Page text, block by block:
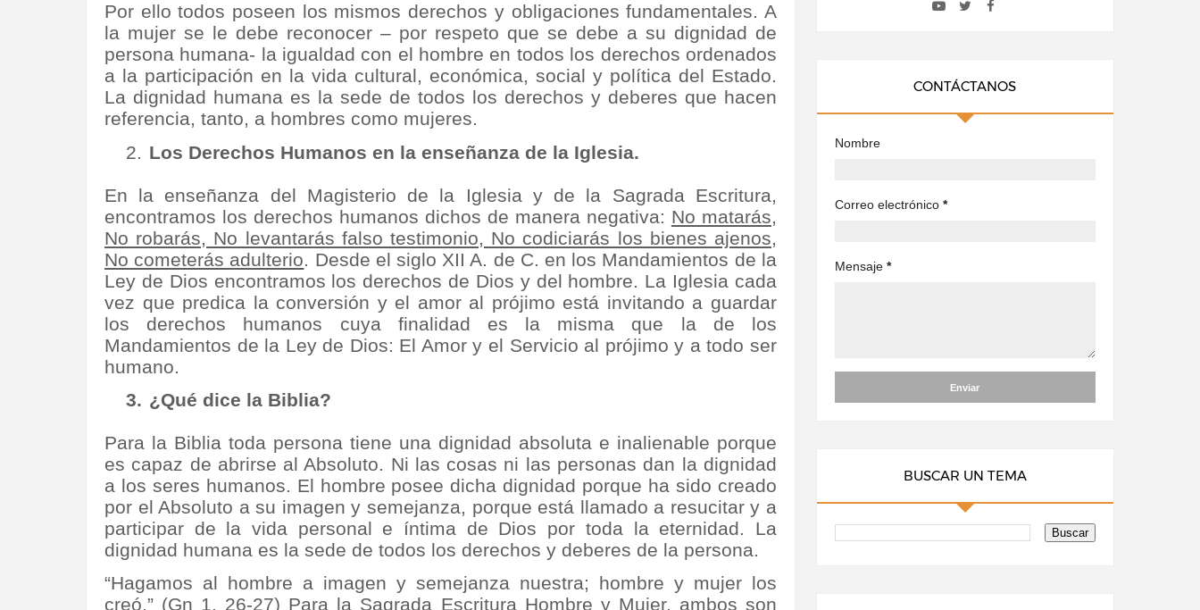
Por ello todos poseen los mismos derechos y obligaciones fundamentales. A
la mujer se le debe reconocer – por respeto que se debe a su dignidad de
persona humana- la igualdad con el hombre en todos los derechos ordenados
a la participación en la vida cultural, económica, social y política del Estado.
La dignidad humana es la sede de todos los derechos y deberes que hacen
referencia, tanto, a hombres como mujeres.
2. Los Derechos Humanos en la enseñanza de la Iglesia.
En la enseñanza del Magisterio de la Iglesia y de la Sagrada Escritura,
encontramos los derechos humanos dichos de manera negativa: No matarás,
No robarás, No levantarás falso testimonio, No codiciarás los bienes ajenos,
No cometerás adulterio. Desde el siglo XII A. de C. en los Mandamientos de la
Ley de Dios encontramos los derechos de Dios y del hombre. La Iglesia cada
vez que predica la conversión y el amor al prójimo está invitando a guardar
los derechos humanos cuya finalidad es la misma que la de los
Mandamientos de la Ley de Dios: El Amor y el Servicio al prójimo y a todo ser
humano.
3. ¿Qué dice la Biblia?
Para la Biblia toda persona tiene una dignidad absoluta e inalienable porque
es capaz de abrirse al Absoluto. Ni las cosas ni las personas dan la dignidad
a los seres humanos. El hombre posee dicha dignidad porque ha sido creado
por el Absoluto a su imagen y semejanza, porque está llamado a resucitar y a
participar de la vida personal e íntima de Dios por toda la eternidad. La
dignidad humana es la sede de todos los derechos y deberes de la persona.
“Hagamos al hombre a imagen y semejanza nuestra; hombre y mujer los
creó.” (Gn 1, 26-27) Para la Sagrada Escritura Hombre y Mujer, ambos son
CONTÁCTANOS
Nombre
Correo electrónico *
Mensaje *
BUSCAR UN TEMA